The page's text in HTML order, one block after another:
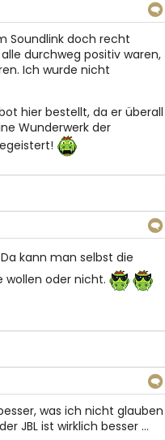
Soundlink doch recht
durchweg positiv waren,
Ich wurde nicht
hier bestellt, da er überall
Wunderwerk der
↓
Da kann man selbst die
wollen oder nicht.
↓
was ich nicht glauben
JBL ist wirklich besser …
↓